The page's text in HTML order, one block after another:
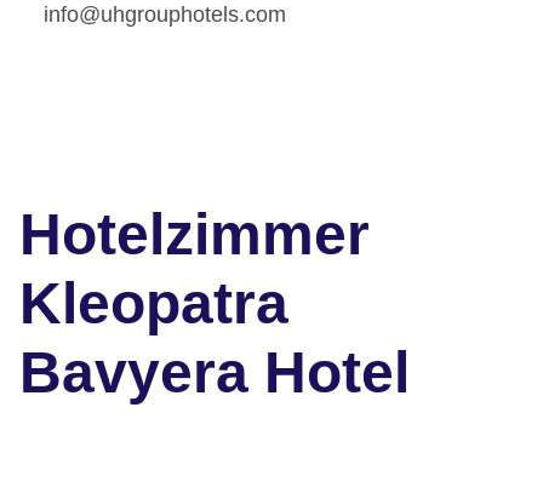
info@uhgrouphotels.com
Hotelzimmer
Kleopatra
Bavyera Hotel